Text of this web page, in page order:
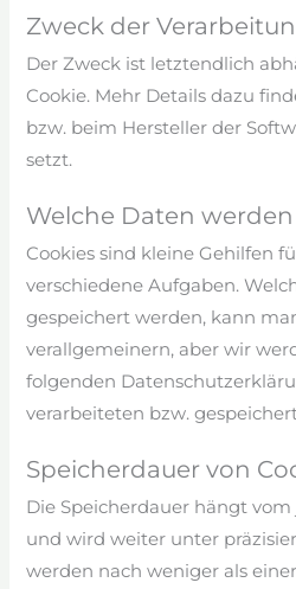
Zweck der
Der Zweck ist letztendlich
Cookie. Mehr Details dazu
bzw. beim Hersteller der
setzt.
Welche Daten
Cookies sind kleine Gehilfen
verschiedene Aufgaben.
gespeichert werden, kann
verallgemeinern, aber wir
folgenden
verarbeiteten bzw.
Speicherdauer von
Die Speicherdauer hängt
und wird weiter unter
werden nach weniger als